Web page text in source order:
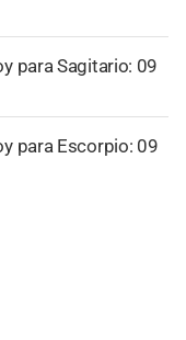
para Sagitario: 09
para Escorpio: 09